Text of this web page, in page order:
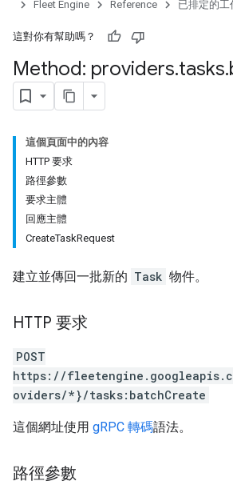
Fleet Engine
Reference 已排定的工
這對你有幫助嗎？
Method: providers.tasks.
這個頁面中的內容
HTTP 要求
路徑參數
要求主體
回應主體
CreateTaskRequest
建立並傳回一批新的 Task 物件。
HTTP 要求
POST
https://
oviders/*}/tasks:batchCreate
這個網址使用 gRPC 轉碼語法。
路徑參數